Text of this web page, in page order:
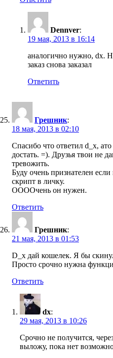
Dennver:
19 мая, 2013 в 16:14
аналогично нужно, dx.
заказ снова заказал
Ответить
Грешник:
18 мая, 2013 в 02:10
Спасибо что ответил d_x,
достать. =). Друзья твои не
тревожить.
Буду очень признателен
скрипт в личку.
ООООчень он нужен.
Ответить
Грешник:
21 мая, 2013 в 01:53
D_x дай кошелек. Я бы
Просто срочно нужна
Ответить
dx:
29 мая, 2013 в 10:26
Срочно не получится,
выложу, пока нет